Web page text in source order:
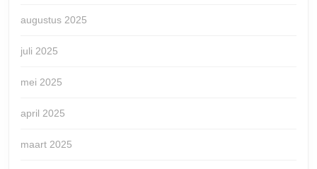
augustus 2025
juli 2025
mei 2025
april 2025
maart 2025